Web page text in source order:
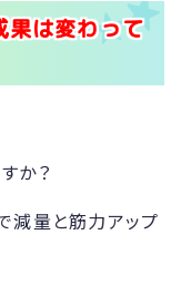
果は変わって
か？
減量と筋力アップ